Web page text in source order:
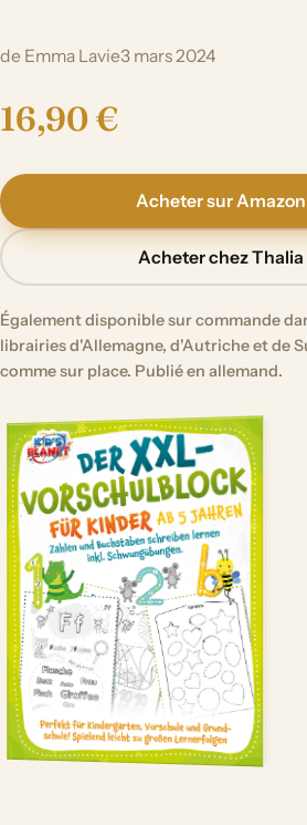
de Emma Lavie3 mars 2024
16,90 €
Acheter sur Amazon
Acheter chez Thalia
Également disponible sur commande
librairies d'Allemagne, d'Autriche et de
comme sur place. Publié en allemand.